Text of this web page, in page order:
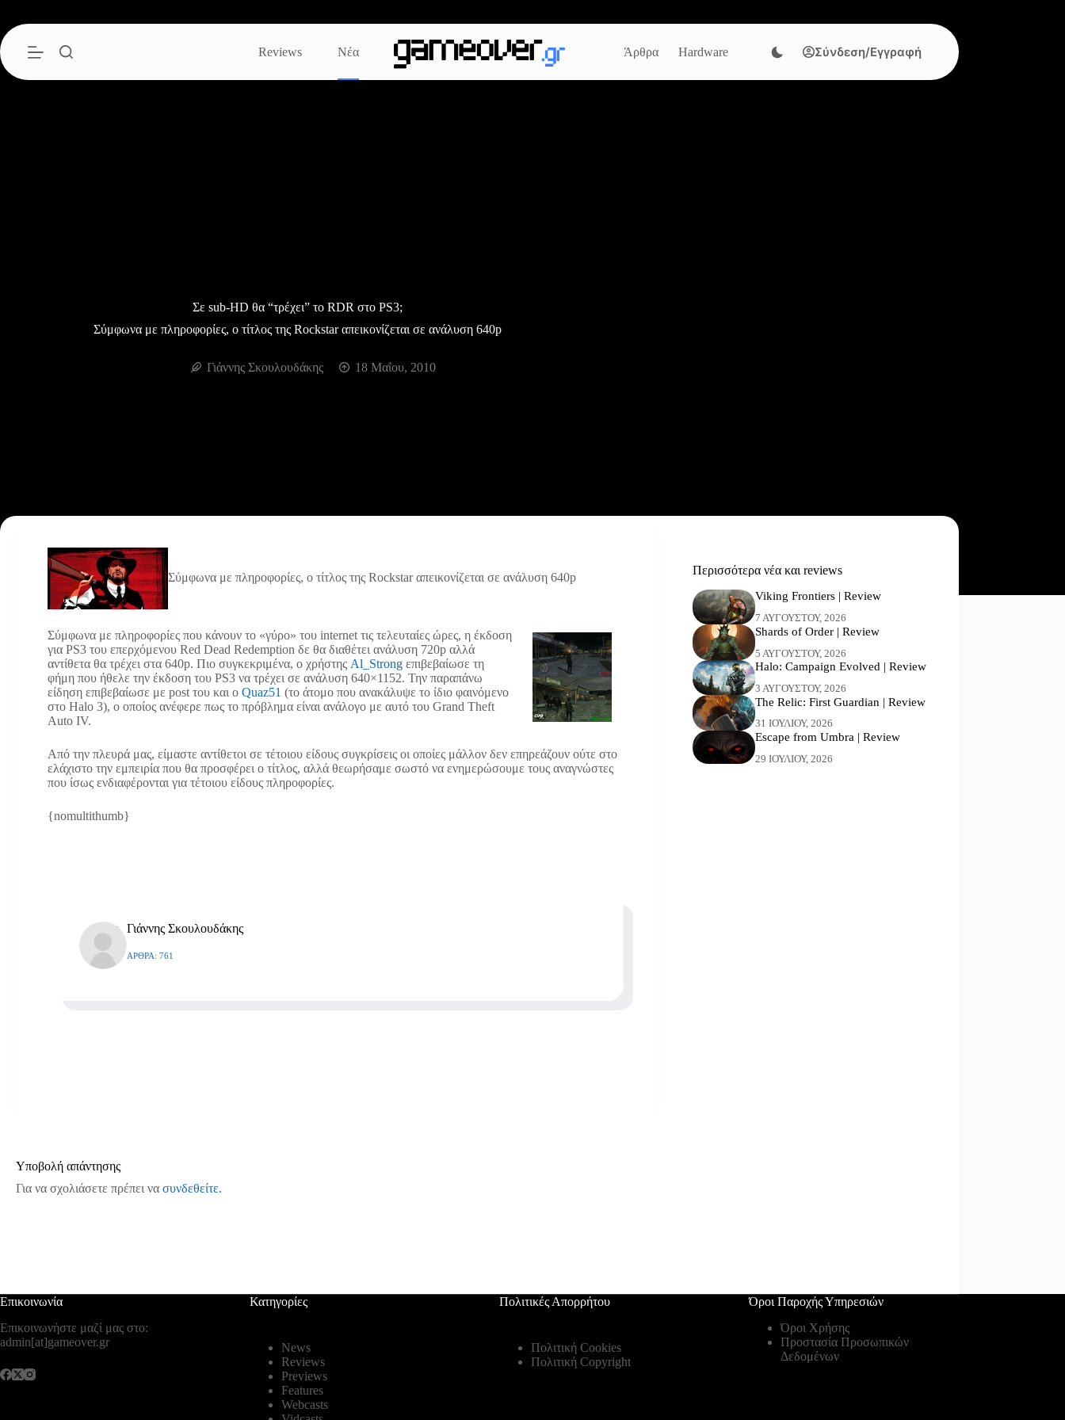
περιεχόμενο
Reviews
Νέα Άρθρα Hardware Σύνδεση/Εγγραφή
Σε sub-HD θα “τρέχει” το RDR στο PS3;
Σύμφωνα με πληροφορίες, ο τίτλος της Rockstar απεικονίζεται σε ανάλυση 640p
Γιάννης Σκουλουδάκης 18 Μαΐου, 2010
Σύμφωνα με πληροφορίες, ο τίτλος της Rockstar απεικονίζεται σε ανάλυση 640p
Σύμφωνα με πληροφορίες που κάνουν το «γύρο» του internet τις τελευταίες ώρες, η έκδοση
για PS3 του επερχόμενου Red Dead Redemption δε θα διαθέτει ανάλυση 720p αλλά
αντίθετα θα τρέχει στα 640p. Πιο συγκεκριμένα, ο χρήστης Al_Strong επιβεβαίωσε τη
φήμη που ήθελε την έκδοση του PS3 να τρέχει σε ανάλυση 640×1152. Την παραπάνω
είδηση επιβεβαίωσε με post του και ο Quaz51 (το άτομο που ανακάλυψε το ίδιο φαινόμενο
στο Halo 3), ο οποίος ανέφερε πως το πρόβλημα είναι ανάλογο με αυτό του Grand Theft
Auto IV.
Από την πλευρά μας, είμαστε αντίθετοι σε τέτοιου είδους συγκρίσεις οι οποίες μάλλον δεν επηρεάζουν ούτε στο
ελάχιστο την εμπειρία που θα προσφέρει ο τίτλος, αλλά θεωρήσαμε σωστό να ενημερώσουμε τους αναγνώστες
που ίσως ενδιαφέρονται για τέτοιου είδους πληροφορίες.
{nomultithumb}
Γιάννης Σκουλουδάκης
ΆΡΘΡΑ: 761
Περισσότερα νέα και reviews
Viking Frontiers | Review
7 ΑΥΓΟΎΣΤΟΥ, 2026
Shards of Order | Review
5 ΑΥΓΟΎΣΤΟΥ, 2026
Halo: Campaign Evolved | Review
3 ΑΥΓΟΎΣΤΟΥ, 2026
The Relic: First Guardian | Review
31 ΙΟΥΛΊΟΥ, 2026
Escape from Umbra | Review
29 ΙΟΥΛΊΟΥ, 2026
Υποβολή απάντησης
Για να σχολιάσετε πρέπει να συνδεθείτε.
Επικοινωνία
Επικοινωνήστε μαζί μας στο:
admin[at]gameover.gr
Κατηγορίες
News
Reviews
Previews
Features
Webcasts
Πολιτικές Απορρήτου
Πολιτική Cookies
Πολιτική Copyright
Όροι Παροχής Υπηρεσιών
Όροι Χρήσης
Προστασία Προσωπικών
Δεδομένων